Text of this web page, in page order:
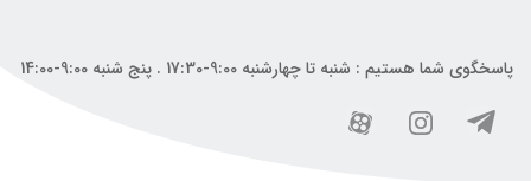
پاسخگوی شما هستیم : شنبه تا چهارشنبه 9:00-17:30 . پنج شنبه 9:00-14:00